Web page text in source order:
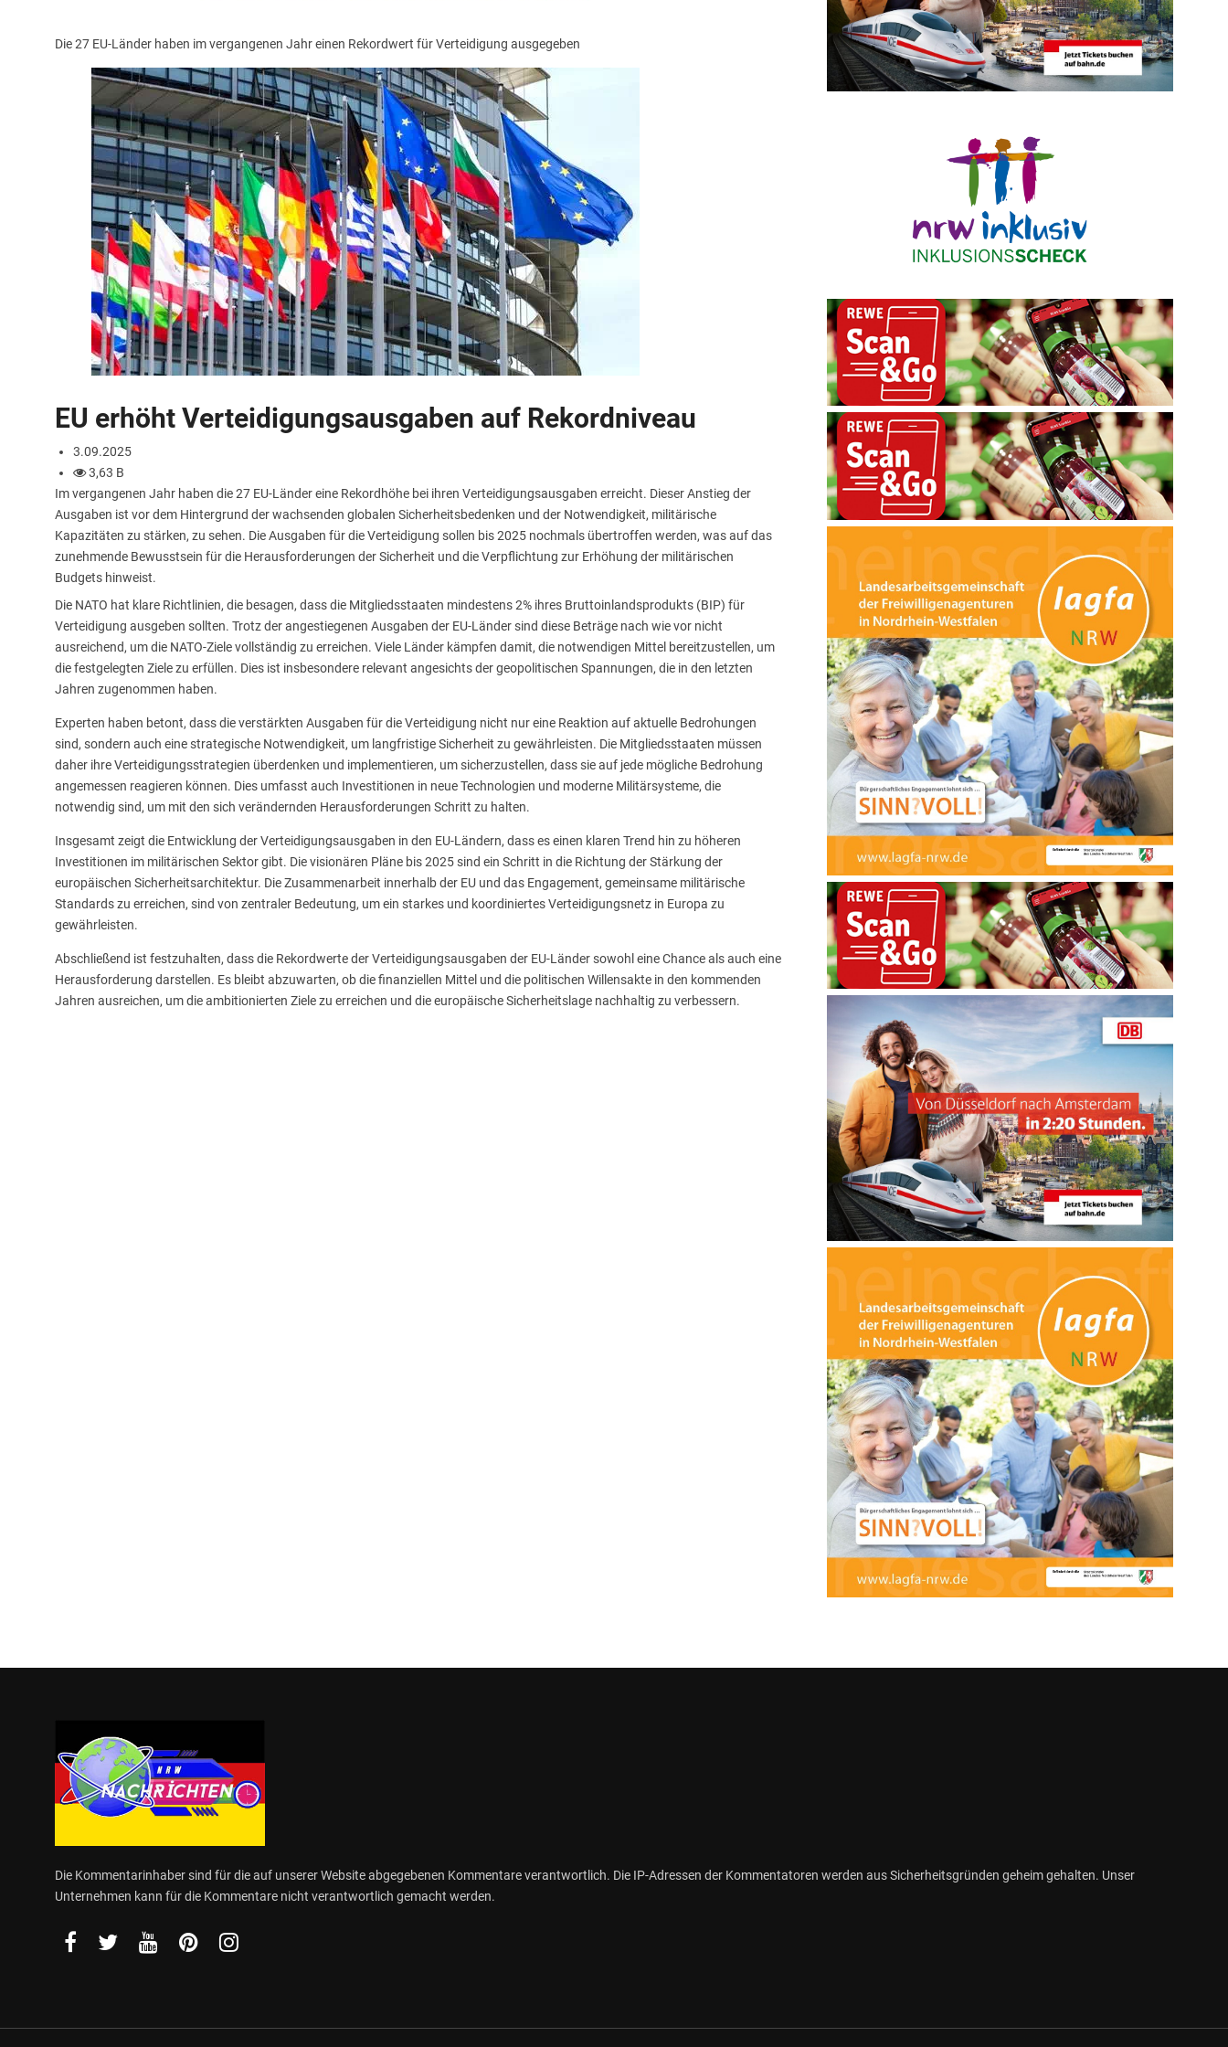
Die 27 EU-Länder haben im vergangenen Jahr einen Rekordwert für Verteidigung ausgegeben
EU erhöht Verteidigungsausgaben auf Rekordniveau
3.09.2025
3,63 B
Im vergangenen Jahr haben die 27 EU-Länder eine Rekordhöhe bei ihren Verteidigungsausgaben erreicht. Dieser Anstieg der
Ausgaben ist vor dem Hintergrund der wachsenden globalen Sicherheitsbedenken und der Notwendigkeit, militärische
Kapazitäten zu stärken, zu sehen. Die Ausgaben für die Verteidigung sollen bis 2025 nochmals übertroffen werden, was auf das
zunehmende Bewusstsein für die Herausforderungen der Sicherheit und die Verpflichtung zur Erhöhung der militärischen
Budgets hinweist.
Die NATO hat klare Richtlinien, die besagen, dass die Mitgliedsstaaten mindestens 2% ihres Bruttoinlandsprodukts (BIP) für
Verteidigung ausgeben sollten. Trotz der angestiegenen Ausgaben der EU-Länder sind diese Beträge nach wie vor nicht
ausreichend, um die NATO-Ziele vollständig zu erreichen. Viele Länder kämpfen damit, die notwendigen Mittel bereitzustellen, um
die festgelegten Ziele zu erfüllen. Dies ist insbesondere relevant angesichts der geopolitischen Spannungen, die in den letzten
Jahren zugenommen haben.
Experten haben betont, dass die verstärkten Ausgaben für die Verteidigung nicht nur eine Reaktion auf aktuelle Bedrohungen
sind, sondern auch eine strategische Notwendigkeit, um langfristige Sicherheit zu gewährleisten. Die Mitgliedsstaaten müssen
daher ihre Verteidigungsstrategien überdenken und implementieren, um sicherzustellen, dass sie auf jede mögliche Bedrohung
angemessen reagieren können. Dies umfasst auch Investitionen in neue Technologien und moderne Militärsysteme, die
notwendig sind, um mit den sich verändernden Herausforderungen Schritt zu halten.
Insgesamt zeigt die Entwicklung der Verteidigungsausgaben in den EU-Ländern, dass es einen klaren Trend hin zu höheren
Investitionen im militärischen Sektor gibt. Die visionären Pläne bis 2025 sind ein Schritt in die Richtung der Stärkung der
europäischen Sicherheitsarchitektur. Die Zusammenarbeit innerhalb der EU und das Engagement, gemeinsame militärische
Standards zu erreichen, sind von zentraler Bedeutung, um ein starkes und koordiniertes Verteidigungsnetz in Europa zu
gewährleisten.
Abschließend ist festzuhalten, dass die Rekordwerte der Verteidigungsausgaben der EU-Länder sowohl eine Chance als auch eine
Herausforderung darstellen. Es bleibt abzuwarten, ob die finanziellen Mittel und die politischen Willensakte in den kommenden
Jahren ausreichen, um die ambitionierten Ziele zu erreichen und die europäische Sicherheitslage nachhaltig zu verbessern.
Die Kommentarinhaber sind für die auf unserer Website abgegebenen Kommentare verantwortlich. Die IP-Adressen der Kommentatoren werden aus Sicherheitsgründen geheim gehalten. Unser
Unternehmen kann für die Kommentare nicht verantwortlich gemacht werden.